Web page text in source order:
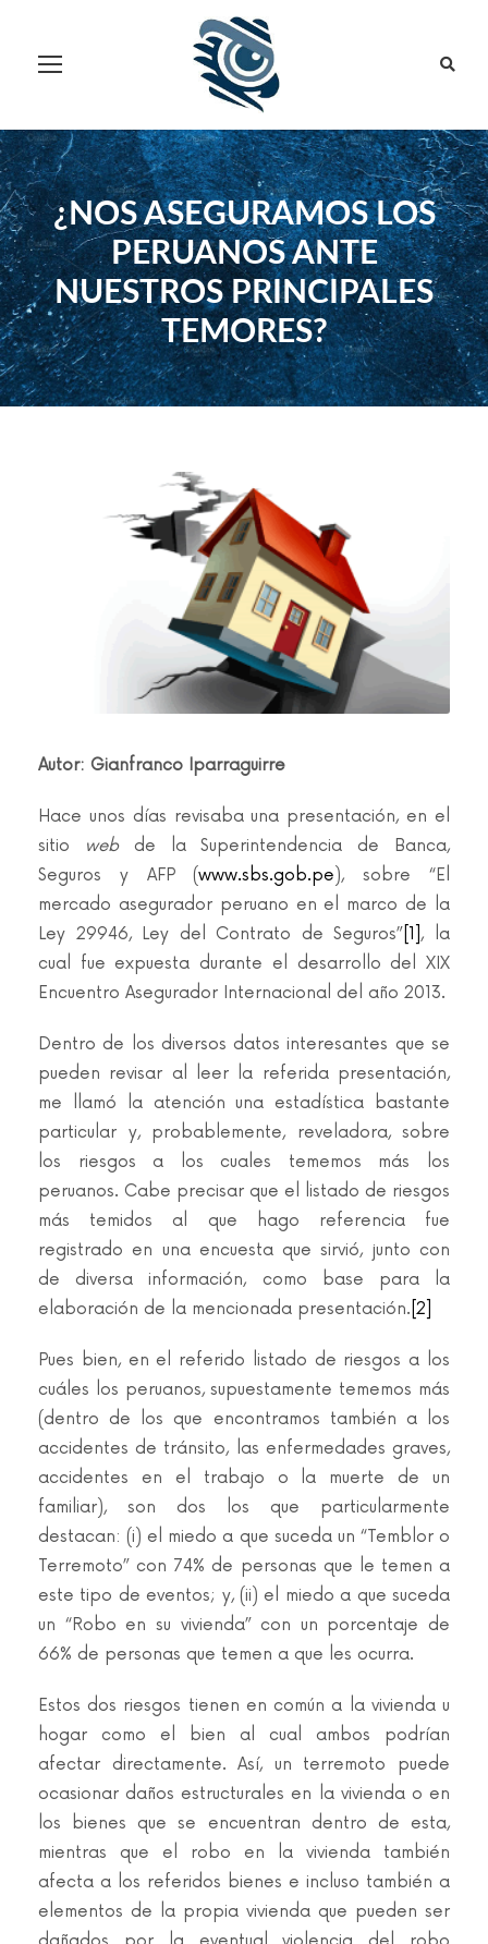
¿NOS ASEGURAMOS LOS
PERUANOS ANTE
NUESTROS PRINCIPALES
TEMORES?
Autor: Gianfranco Iparraguirre
Hace unos días revisaba una presentación, en el
sitio
webde la Superintendencia de Banca,
Seguros y AFP (www.sbs.gob.pe), sobre “El
mercado asegurador peruano en el marco de la
Ley 29946, Ley del Contrato de Seguros” [1], la
cual fue expuesta durante el desarrollo del XIX
Encuentro Asegurador Internacional del año 2013.
Dentro de los diversos datos interesantes que se
pueden revisar al leer la referida presentación,
me llamó la atención una estadística bastante
particular y, probablemente, reveladora, sobre
los riesgos a los cuales tememos más los
peruanos. Cabe precisar que el listado de riesgos
más temidos al que hago referencia fue
registrado en una encuesta que sirvió, junto con
de diversa información, como base para la
elaboración de la mencionada presentación. [2]
Pues bien, en el referido listado de riesgos a los
cuáles los peruanos, supuestamente tememos más
(dentro de los que encontramos también a los
accidentes de tránsito, las enfermedades graves,
accidentes en el trabajo o la muerte de un
familiar), son dos los que particularmente
destacan: (i) el miedo a que suceda un “Temblor o
Terremoto” con 74% de personas que le temen a
este tipo de eventos; y, (ii) el miedo a que suceda
un “Robo en su vivienda” con un porcentaje de
66% de personas que temen a que les ocurra.
Estos dos riesgos tienen en común a la vivienda u
hogar como el bien al cual ambos podrían
afectar directamente. Así, un terremoto puede
ocasionar daños estructurales en la vivienda o en
los bienes que se encuentran dentro de esta,
mientras que el robo en la vivienda también
afecta a los referidos bienes e incluso también a
elementos de la propia vivienda que pueden ser